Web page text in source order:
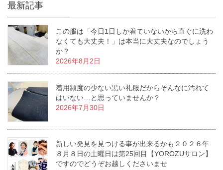
最新記事
この服は「今日1日しか着ていないから直ぐに洗わ
なくても大丈夫！」は本当に大丈夫なのでしょう
か？
2026年8月2日
着用頻度の少ない黒い礼服だからそんなに汚れて
はいない…と思っていませんか？
2026年7月30日
新しい発見を見つける事が出来るかも２０２６年
８月８日の土曜日は第25回目【YOROZUサロン】
ですのでどうぞお越しくださいませ